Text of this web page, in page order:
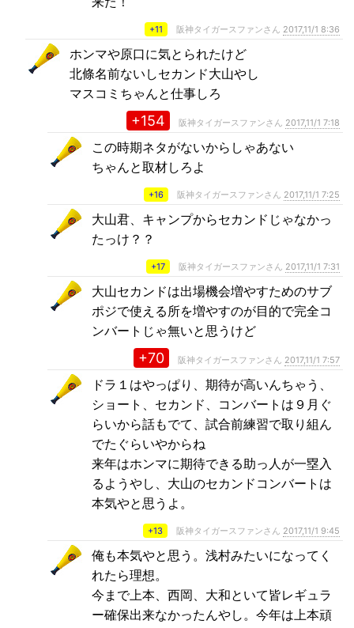
+11 阪神タイガースファンさん 2017,11/1 8:36
ホンマや原口に気とられたけど
北條名前ないしセカンド大山やし
マスコミちゃんと仕事しろ
+154 阪神タイガースファンさん 2017,11/1 7:18
この時期ネタがないからしゃあない
ちゃんと取材しろよ
+16 阪神タイガースファンさん 2017,11/1 7:25
大山君、キャンプからセカンドじゃなかっ
たっけ？？
+17 阪神タイガースファンさん 2017,11/1 7:31
大山セカンドは出場機会増やすためのサブ
ポジで使える所を増やすのが目的で完全コ
ンバートじゃ無いと思うけど
+70 阪神タイガースファンさん 2017,11/1 7:57
ドラ１はやっぱり、期待が高いんちゃう、
ショート、セカンド、コンバートは９月ぐ
らいから話もでて、試合前練習で取り組ん
でたぐらいやからね
来年はホンマに期待できる助っ人が一塁入
るようやし、大山のセカンドコンバートは
本気やと思うよ。
+13 阪神タイガースファンさん 2017,11/1 9:45
俺も本気やと思う。浅村みたいになってく
れたら理想。
今まで上本、西岡、大和といて皆レギュラ
ー確保出来なかったんやし。今年は上本頑